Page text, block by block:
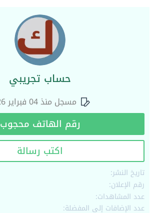
حساب تجريبي
مسجل منذ 04 فبراير 2026
رقم الهاتف محجوب
اكتب رسالة
تاريخ النشر:
رقم الإعلان:
عدد المشاهدات:
عدد الإضافات إلى المفضلة: